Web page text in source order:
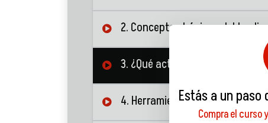
2. Conceptos básicos del
3. ¿Qué activos volátiles se
4. Herramientas para un mejor
Estás a un
Compra el curso